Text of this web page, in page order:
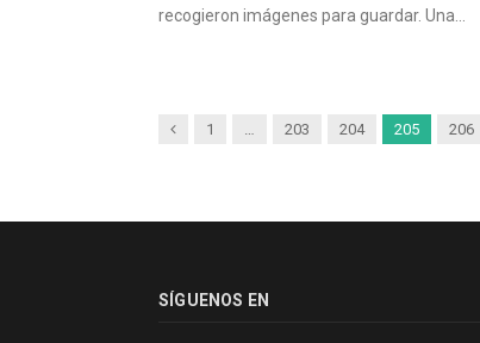
recogieron imágenes para guardar. Una…
Anterior
1 … 203 204 205 206
SÍGUENOS EN